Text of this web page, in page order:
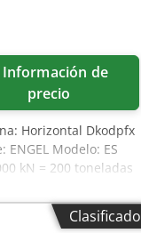
precio
Horizontal Dkodpfx
Modelo: ES
kN = 200 toneladas
V = 457 mm
Clasificado